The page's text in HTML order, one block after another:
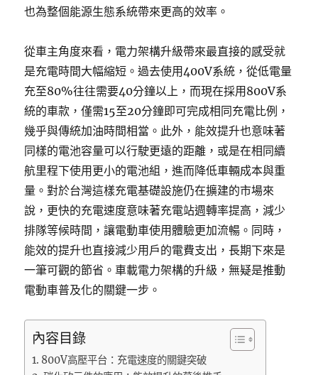
也為整個能源生態系統帶來更高的效率。
從車主角度來看，電力架構升級帶來最直接的感受就
是充電時間大幅縮短。過去使用400V系統，從低電量
充至80%往往需要40分鐘以上，而現在採用800V系
統的車款，僅需15至20分鐘即可完成相同充電比例，
幾乎與傳統加油時間相當。此外，能效提升也意味著
同樣的電池容量可以行駛更遠的距離，或是在相同續
航里程下使用更小的電池組，進而降低車輛成本與重
量。對於台灣這樣充電基礎設施仍在擴建的市場來
說，更快的充電速度意味著充電站週轉率提高，減少
排隊等候時間，讓電動車使用體驗更加流暢。同時，
能效的提升也直接減少用戶的電費支出，長期下來是
一筆可觀的節省。車載電力架構的升級，無疑是推動
電動車普及化的關鍵一步。
內容目錄
800V高壓平台：充電速度的關鍵突破